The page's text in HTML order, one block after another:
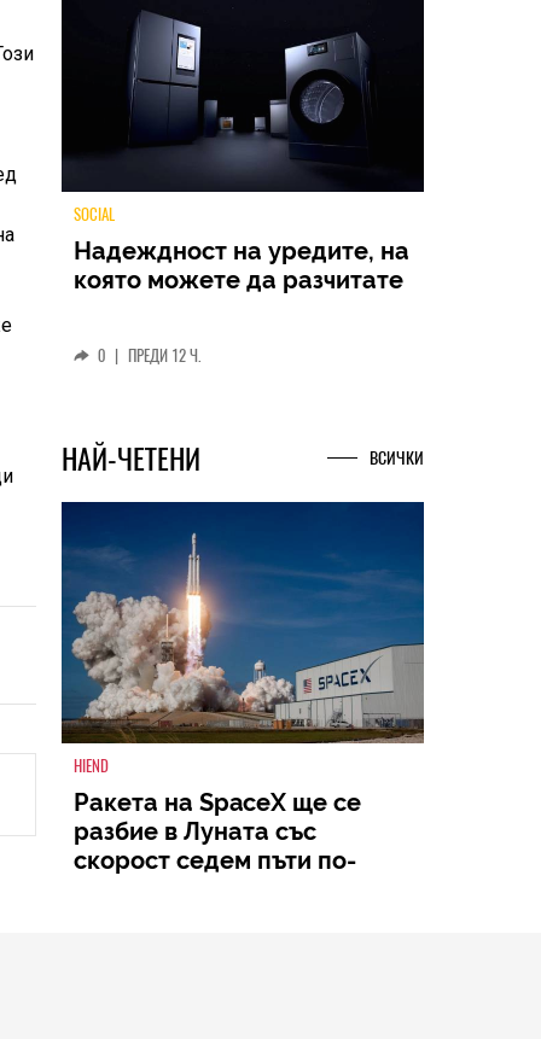
TECH
Ultra – ново име, познато
НАЙ-ЧЕТЕНИ
HIEND
Ракета на SpaceX ще се